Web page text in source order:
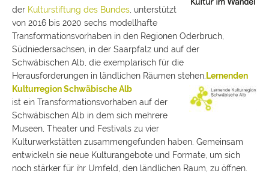
der Kulturstiftung des Bundes , unterstützt
von 2016 bis 2020 sechs modellhafte
Transformationsvorhaben in den Regionen Oderbruch,
Südniedersachsen, in der Saarpfalz und auf der
Schwäbischen Alb, die exemplarisch für die
Herausforderungen in ländlichen Räumen stehen. Lernenden
Kulturregion Schwäbische Alb
ist ein Transformationsvorhaben auf der
Schwäbischen Alb in dem sich mehrere
Museen, Theater und Festivals zu vier
Kulturwerkstätten zusammengefunden haben. Gemeinsam
entwickeln sie neue Kulturangebote und Formate, um sich
noch stärker für ihr Umfeld, den ländlichen Raum, zu öffnen.